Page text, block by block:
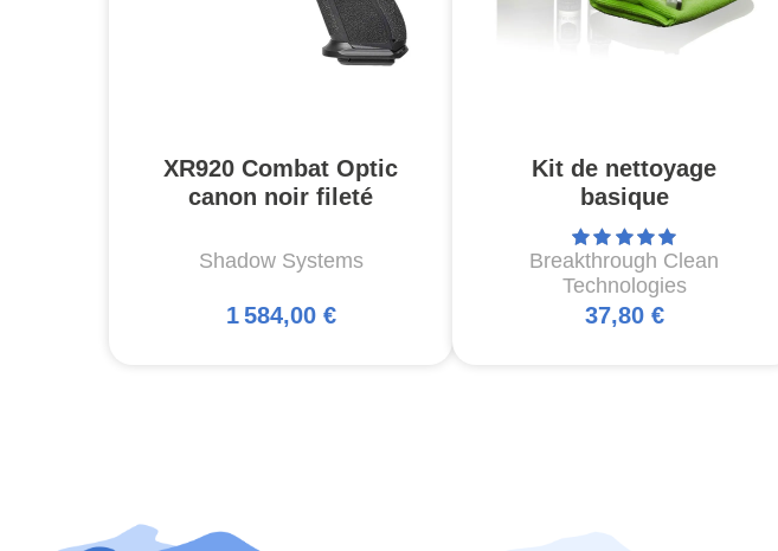
XR920 Combat Optic
canon noir fileté
Shadow Systems
1 584,00 €
Kit de nettoyage
basique
Breakthrough Clean
Technologies
37,80 €